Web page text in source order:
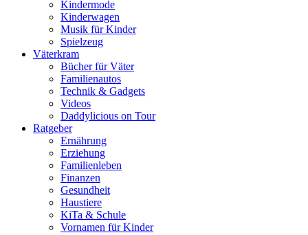
Kindermode
Kinderwagen
Musik für Kinder
Spielzeug
Väterkram
Bücher für Väter
Familienautos
Technik & Gadgets
Videos
Daddylicious on Tour
Ratgeber
Ernährung
Erziehung
Familienleben
Finanzen
Gesundheit
Haustiere
KiTa & Schule
Vornamen für Kinder